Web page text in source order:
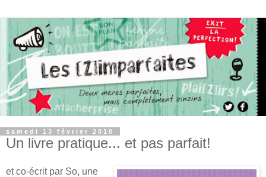
samedi 13 février 2010
Un livre pratique... et pas parfait!
et co-écrit par So, une